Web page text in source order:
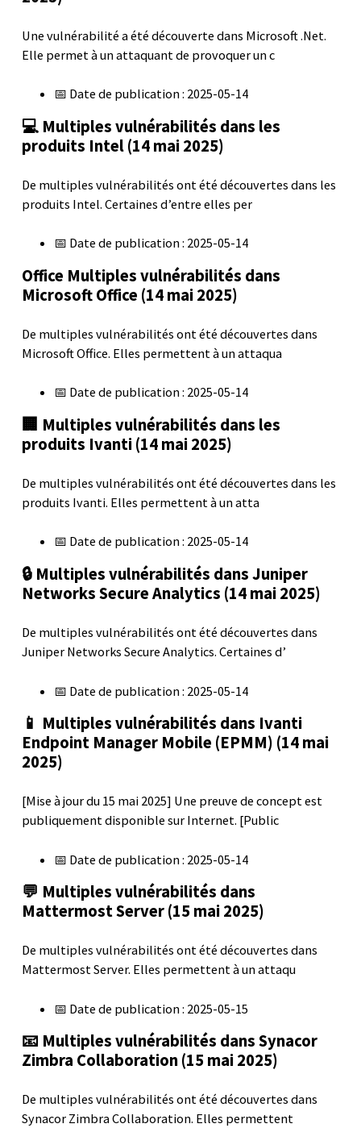
Une vulnérabilité a été découverte dans Microsoft .Net.
Elle permet à un attaquant de provoquer un c
📅 Date de publication : 2025-05-14
💻 Multiples vulnérabilités dans les
produits Intel (14 mai 2025)
De multiples vulnérabilités ont été découvertes dans les
produits Intel. Certaines d’entre elles per
📅 Date de publication : 2025-05-14
Office Multiples vulnérabilités dans
Microsoft Office (14 mai 2025)
De multiples vulnérabilités ont été découvertes dans
Microsoft Office. Elles permettent à un attaqua
📅 Date de publication : 2025-05-14
🏢 Multiples vulnérabilités dans les
produits Ivanti (14 mai 2025)
De multiples vulnérabilités ont été découvertes dans les
produits Ivanti. Elles permettent à un atta
📅 Date de publication : 2025-05-14
🔒 Multiples vulnérabilités dans Juniper
Networks Secure Analytics (14 mai 2025)
De multiples vulnérabilités ont été découvertes dans
Juniper Networks Secure Analytics. Certaines d’
📅 Date de publication : 2025-05-14
📱 Multiples vulnérabilités dans Ivanti
Endpoint Manager Mobile (EPMM) (14 mai
2025)
[Mise à jour du 15 mai 2025] Une preuve de concept est
publiquement disponible sur Internet. [Public
📅 Date de publication : 2025-05-14
💬 Multiples vulnérabilités dans
Mattermost Server (15 mai 2025)
De multiples vulnérabilités ont été découvertes dans
Mattermost Server. Elles permettent à un attaqu
📅 Date de publication : 2025-05-15
📧 Multiples vulnérabilités dans Synacor
Zimbra Collaboration (15 mai 2025)
De multiples vulnérabilités ont été découvertes dans
Synacor Zimbra Collaboration. Elles permettent